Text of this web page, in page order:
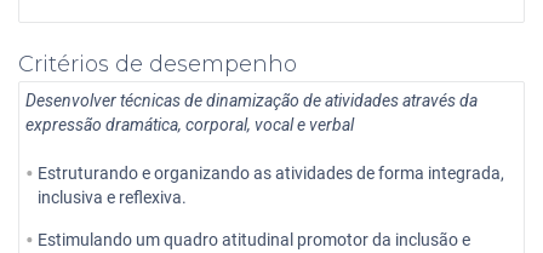
Critérios de desempenho
Desenvolver técnicas de dinamização de atividades através da
expressão dramática, corporal, vocal e verbal
Estruturando e organizando as atividades de forma integrada,
inclusiva e reflexiva.
Estimulando um quadro atitudinal promotor da inclusão e